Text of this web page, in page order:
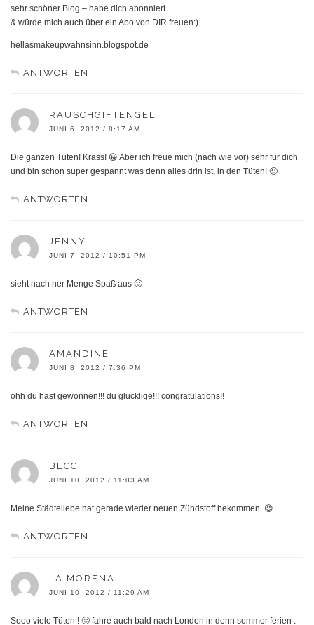
sehr schöner Blog – habe dich abonniert
& würde mich auch über ein Abo von DIR freuen:)
hellasmakeupwahnsinn.blogspot.de
ANTWORTEN
RAUSCHGIFTENGEL
JUNI 6, 2012 / 8:17 AM
Die ganzen Tüten! Krass! 😀 Aber ich freue mich (nach wie vor) sehr für dich
und bin schon super gespannt was denn alles drin ist, in den Tüten! 🙂
ANTWORTEN
JENNY
JUNI 7, 2012 / 10:51 PM
sieht nach ner Menge Spaß aus 🙂
ANTWORTEN
AMANDINE
JUNI 8, 2012 / 7:36 PM
ohh du hast gewonnen!!! du glucklige!!! congratulations!!
ANTWORTEN
BECCI
JUNI 10, 2012 / 11:03 AM
Meine Städteliebe hat gerade wieder neuen Zündstoff bekommen. 😉
ANTWORTEN
LA MORENA
JUNI 10, 2012 / 11:29 AM
Sooo viele Tüten ! 🙂 fahre auch bald nach London in denn sommer ferien .